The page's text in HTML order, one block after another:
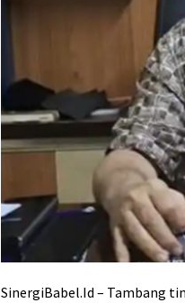
SinergiBabel.Id – Tambang